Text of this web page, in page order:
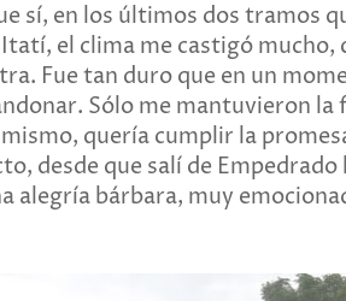
sí, en los últimos dos tramos
el clima me castigó
Fue tan duro que en un
Sólo me mantuvieron la
quería cumplir la
desde que salí de
alegría bárbara, muy